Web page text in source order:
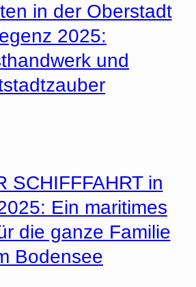
in der Oberstadt
2025:
und
SCHIFFFAHRT in
Ein maritimes
die ganze Familie
Bodensee